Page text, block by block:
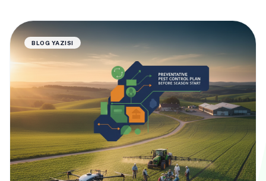
BLOG YAZISI